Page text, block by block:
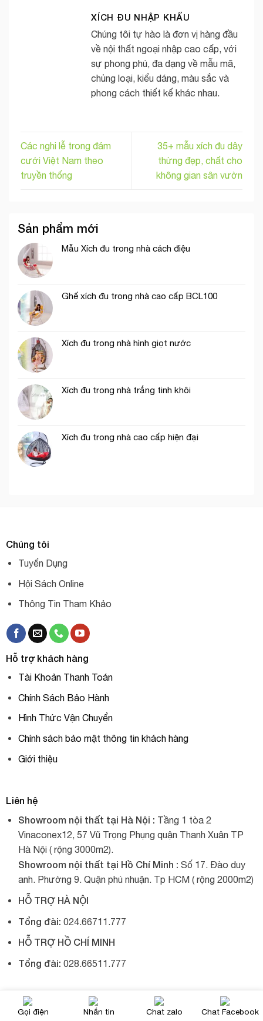
XÍCH ĐU NHẬP KHẨU
Chúng tôi tự hào là đơn vị hàng đầu
về nội thất ngoại nhập cao cấp, với
sự phong phú, đa dạng về mẫu mã,
chủng loại, kiểu dáng, màu sắc và
phong cách thiết kế khác nhau.
Các nghi lễ trong đám
cưới Việt Nam theo
truyền thống
35+ mẫu xích đu dây
thừng đẹp, chất cho
không gian sân vườn
Sản phẩm mới
Mẫu Xích đu trong nhà cách điệu
Ghế xích đu trong nhà cao cấp BCL100
Xích đu trong nhà hình giọt nước
Xích đu trong nhà trắng tinh khôi
Xích đu trong nhà cao cấp hiện đại
Chúng tôi
Tuyển Dụng
Hội Sách Online
Thông Tin Tham Khảo
Hỗ trợ khách hàng
Tài Khoản Thanh Toán
Chính Sách Bảo Hành
Hình Thức Vận Chuyển
Chính sách bảo mật thông tin khách hàng
Giới thiệu
Liên hệ
Showroom nội thất tại Hà Nội : Tầng 1 tòa 2
Vinaconex12, 57 Vũ Trọng Phụng quận Thanh Xuân TP
Hà Nội ( rộng 3000m2).
Showroom nội thất tại Hồ Chí Minh : Số 17. Đào duy
anh. Phường 9. Quận phú nhuận. Tp HCM ( rộng 2000m2)
HỖ TRỢ HÀ NỘI
Tổng đài: 024.66711.777
HỖ TRỢ HỒ CHÍ MINH
Tổng đài: 028.66511.777
© 2017, Xích đu nhập khẩu, tất cả đều được giữ bản quyền.
Gọi điện Nhắn tin Chat zalo Chat Facebook